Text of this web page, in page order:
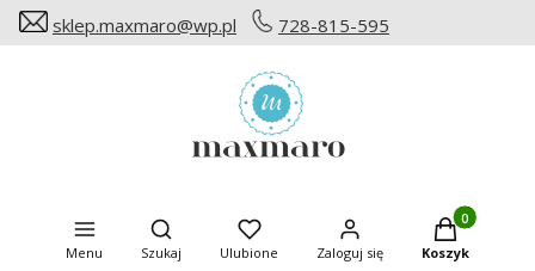
sklep.maxmaro@wp.pl 728-815-595
Menu
Otwórz wyszukiwarkę
Szukaj Ulubione Zaloguj się
Produkty w
Koszyk